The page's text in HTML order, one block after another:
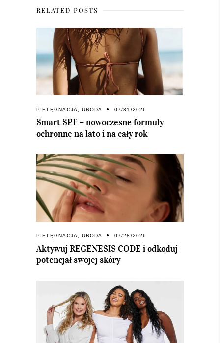
RELATED POSTS
PIELĘGNACJA URODA 07/31/2026
Smart SPF – nowoczesne formuły
ochronne na lato i na cały rok
PIELĘGNACJA, URODA 07/28/2026
Aktywuj REGENESIS CODE i odkoduj
potencjał swojej skóry